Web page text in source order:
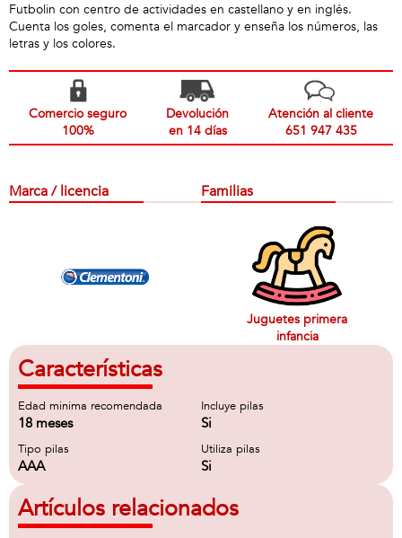
Futbolin con centro de actividades en castellano y en inglés.
Cuenta los goles, comenta el marcador y enseña los números, las
letras y los colores.
Comercio seguro
100%
Devolución
en 14 días
Atención al cliente
651 947 435
Marca / licencia Familias
Juguetes primera
infancia
Características
Edad minima recomendada
18 meses
Incluye pilas
Si
Tipo pilas
AAA
Utiliza pilas
Si
Artículos relacionados